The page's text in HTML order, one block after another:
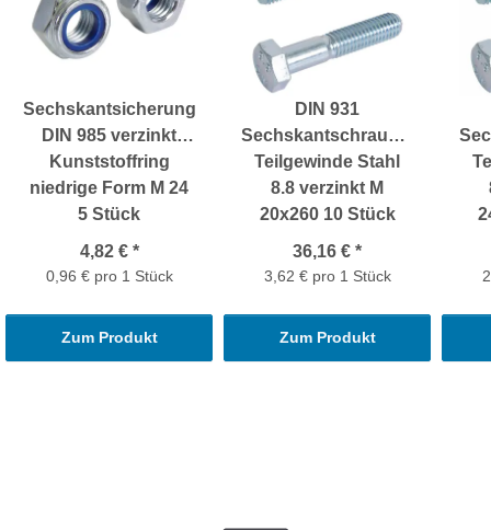
Sechskantsicherungsmuttern
DIN 985 verzinkt
Kunststoffring
niedrige Form M 24
5 Stück
4,82 € *
0,96 € pro 1 Stück
Zum Produkt
DIN 931
Sechskantschrauben
Teilgewinde Stahl
8.8 verzinkt M
20x260 10 Stück
36,16 € *
3,62 € pro 1 Stück
Zum Produkt